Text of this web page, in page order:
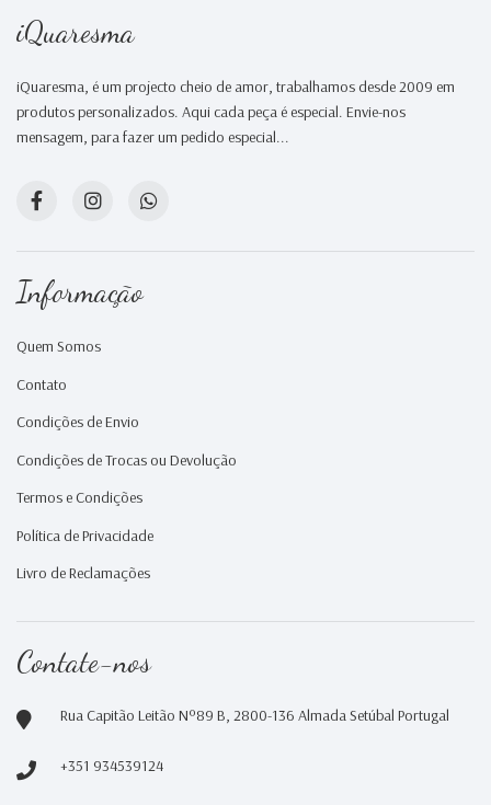
iQuaresma
iQuaresma, é um projecto cheio de amor, trabalhamos desde 2009 em
produtos personalizados. Aqui cada peça é especial. Envie-nos
mensagem, para fazer um pedido especial...
Informação
Quem Somos
Contato
Condições de Envio
Condições de Trocas ou Devolução
Termos e Condições
Política de Privacidade
Livro de Reclamações
Contate-nos
Rua Capitão Leitão Nº89 B, 2800-136 Almada Setúbal Portugal
+351 934539124